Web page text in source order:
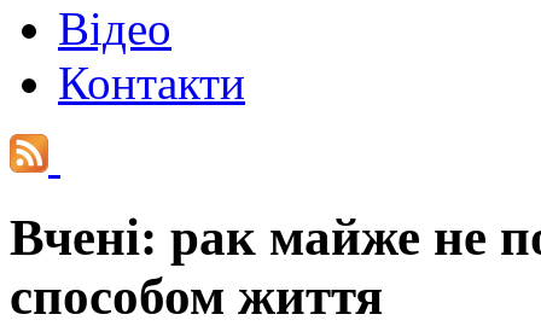
Відео
Контакти
Вчені: рак майже не
способом життя